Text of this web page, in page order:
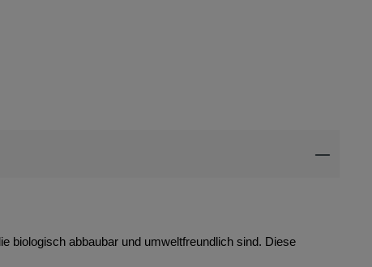
biologisch abbaubar und umweltfreundlich sind. Diese